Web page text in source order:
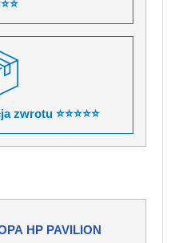
zwrotu ⭐⭐⭐⭐⭐
HP PAVILION